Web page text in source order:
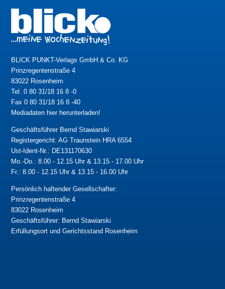
BLICK PUNKT-Verlags GmbH & Co. KG
Prinzregentenstraße 4
83022 Rosenheim
Tel. 0 80 31/18 16 8 -0
Fax 0 80 31/18 16 8 -40
Mediadaten hier herunterladen!
Geschäftsführer Bernd Stawiarski
Registergericht: AG Traunstein HRA 6554
Ust-Ident-Nr.: DE131170630
Mo.-Do.: 8.00 - 12.15 Uhr & 13.15 - 17.00 Uhr
Fr.: 8.00 - 12.15 Uhr & 13.15 - 16.00 Uhr
Persönlich haftender Gesellschafter:
Prinzregentenstraße 4
83022 Rosenheim
Geschäftsführer: Bernd Stawiarski
Erfüllungsort und Gerichtsstand Rosenheim